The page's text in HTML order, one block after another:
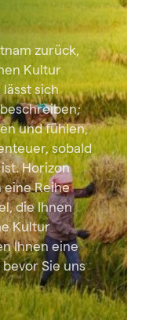
zurück,
Kultur
sich
und fühlen,
sobald
Horizon
eine Reihe
die Ihnen
Kultur
Ihnen eine
Sie uns